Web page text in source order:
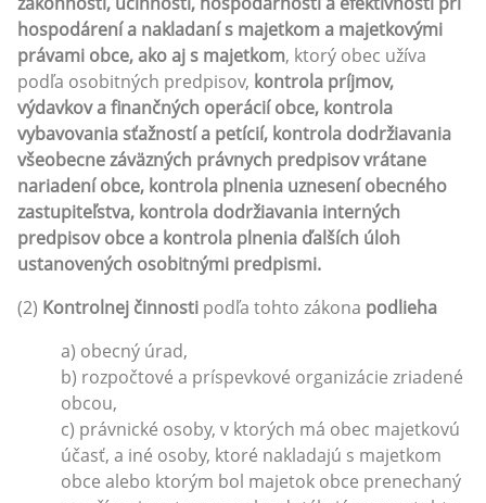
hospodárení a nakladaní s majetkom a majetkovými
právami obce, ako aj s majetkom, ktorý obec užíva
podľa osobitných predpisov, kontrola príjmov,
výdavkov a finančných operácií obce, kontrola
vybavovania sťažností a petícií, kontrola dodržiavania
všeobecne záväzných právnych predpisov vrátane
nariadení obce, kontrola plnenia uznesení obecného
zastupiteľstva, kontrola dodržiavania interných
predpisov obce a kontrola plnenia ďalších úloh
ustanovených osobitnými predpismi.
(2) Kontrolnej činnosti podľa tohto zákona podlieha
a) obecný úrad,
b) rozpočtové a príspevkové organizácie zriadené
obcou,
c) právnické osoby, v ktorých má obec majetkovú
účasť, a iné osoby, ktoré nakladajú s majetkom
obce alebo ktorým bol majetok obce prenechaný